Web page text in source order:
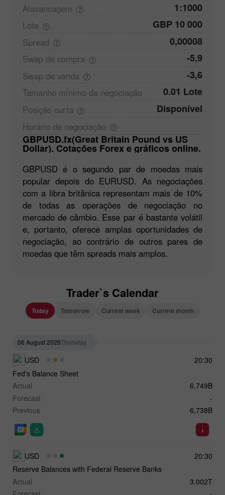
Alavancagem 1:1000
Lote GBP 10 000
Spread 0,00008
Swap de compra -5,9
Swap de venda -3,6
Tamanho mínimo da negociação 0.01 Lote
Posição curta Disponível
Horário de negociação
GBPUSD.fx(Great Britain Pound vs US
Dollar). Cotações Forex e gráficos online.
GBPUSD é o segundo par de moedas mais
popular depois do EURUSD. As negociações
com a libra britânica representam mais de 10%
de todas as operações de negociação no
mercado de câmbio. Esse par é bastante volátil
e, portanto, oferece amplas oportunidades de
negociação, ao contrário de outros pares de
moedas que têm spreads mais amplos.
Trader`s Calendar
Today Tomorrow Current week Current month
06 August 2026Thursday
20:30
USD
Fed's Balance Sheet
Actual
6,749B
Forecast
-
Previous
6,738B
20:30
USD
Reserve Balances with Federal Reserve Banks
Actual
3.002T